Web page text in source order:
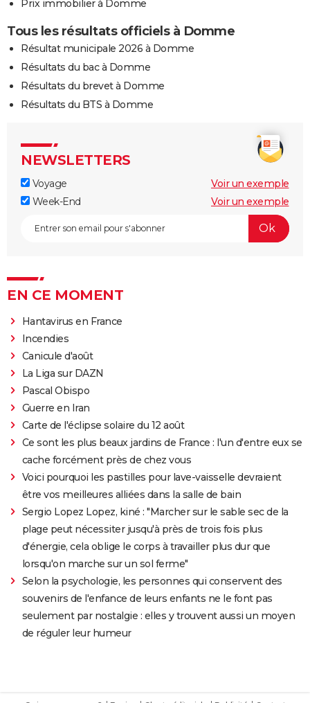
Prix immobilier à Domme
Tous les résultats officiels à Domme
Résultat municipale 2026 à Domme
Résultats du bac à Domme
Résultats du brevet à Domme
Résultats du BTS à Domme
NEWSLETTERS
Voyage
Voir un exemple
Week-End
Voir un exemple
EN CE MOMENT
Hantavirus en France
Incendies
Canicule d'août
La Liga sur DAZN
Pascal Obispo
Guerre en Iran
Carte de l'éclipse solaire du 12 août
Ce sont les plus beaux jardins de France : l'un d'entre eux se
cache forcément près de chez vous
Voici pourquoi les pastilles pour lave-vaisselle devraient
être vos meilleures alliées dans la salle de bain
Sergio Lopez Lopez, kiné : "Marcher sur le sable sec de la
plage peut nécessiter jusqu'à près de trois fois plus
d'énergie, cela oblige le corps à travailler plus dur que
lorsqu'on marche sur un sol ferme"
Selon la psychologie, les personnes qui conservent des
souvenirs de l'enfance de leurs enfants ne le font pas
seulement par nostalgie : elles y trouvent aussi un moyen
de réguler leur humeur